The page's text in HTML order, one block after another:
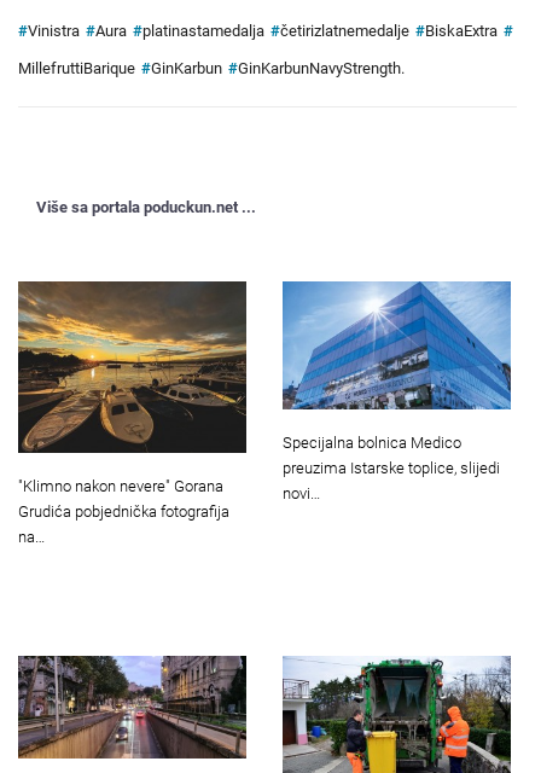
#Vinistra #Aura #platinastamedalja #četirizlatnemedalje #BiskaExtra #
MillefruttiBarique #GinKarbun #GinKarbunNavyStrength.
Više sa portala poduckun.net ...
"Klimno nakon nevere" Gorana
Grudića pobjednička fotografija
na…
Specijalna bolnica Medico
preuzima Istarske toplice, slijedi
novi…